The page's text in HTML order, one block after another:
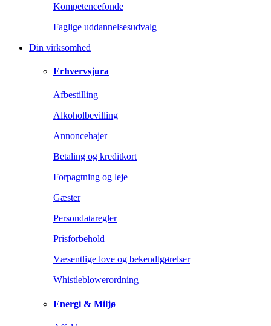
Kompetencefonde
Faglige uddannelsesudvalg
Din virksomhed
Erhvervsjura
Afbestilling
Alkoholbevilling
Annoncehajer
Betaling og kreditkort
Forpagtning og leje
Gæster
Persondataregler
Prisforbehold
Væsentlige love og bekendtgørelser
Whistleblowerordning
Energi & Miljø